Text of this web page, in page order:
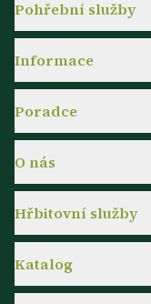
Pohřební služby
Informace
Poradce
O nás
Hřbitovní služby
Katalog